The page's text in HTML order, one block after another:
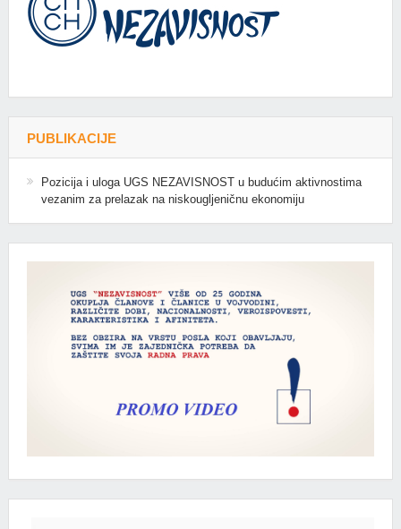
PUBLIKACIJE
Pozicija i uloga UGS NEZAVISNOST u budućim aktivnostima
vezanim za prelazak na niskougljeničnu ekonomiju